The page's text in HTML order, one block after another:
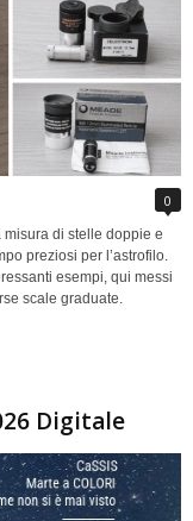
0
di stelle doppie e
preziosi per l’astrofilo.
esempi, qui messi
scale graduate.
Digitale